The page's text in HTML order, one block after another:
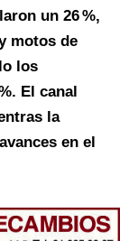
un 26%,
motos de
los
El canal
la
en el